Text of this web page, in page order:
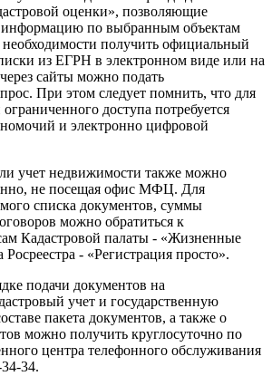
оценки», позволяющие
по выбранным объектам
получить официальный
из ЕГРН в электронном виде или на
сайты можно подать
При этом следует помнить, что для
доступа потребуется
и электронно цифровой
учет недвижимости также можно
не посещая офис МФЦ. Для
списка документов, суммы
можно обратиться к
Кадастровой палаты - «Жизненные
- «Регистрация просто».
подачи документов на
учет и государственную
пакета документов, а также о
можно получить круглосуточно по
центра телефонного обслуживания
34.